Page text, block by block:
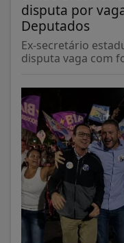
disputa por
Deputados
Ex-secretário
disputa vaga com